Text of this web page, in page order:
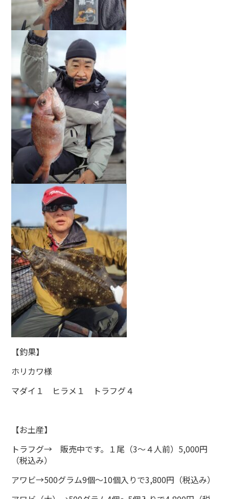
【釣果】
ホリカワ様
マダイ１ ヒラメ１ トラフグ４
【お土産】
トラフグ→ 販売中です。１尾（3～４人前）5,000円
（税込み）
アワビ→500グラム9個～10個入りで3,800円（税込み）